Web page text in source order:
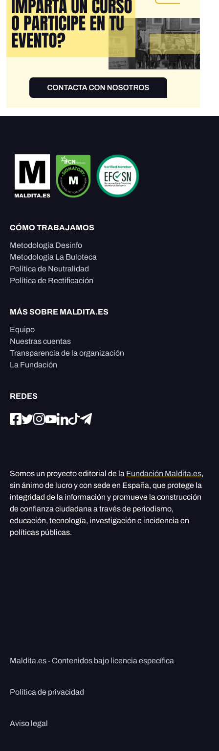
CÓMO TRABAJAMOS
Metodología Desinfo
Metodología La Buloteca
Política de Neutralidad
Política de Rectificación
MÁS SOBRE MALDITA.ES
Equipo
Nuestras cuentas
Transparencia de la organización
La Fundación
REDES
Somos un proyecto editorial de la Fundación Maldita.es,
sin ánimo de lucro y con sede en España, que protege la
integridad de la información y promueve la construcción
de confianza ciudadana a través de periodismo,
educación, tecnología, investigación e incidencia en
políticas públicas.
Maldita.es - Contenidos bajo licencia específica
Política de privacidad
Aviso legal